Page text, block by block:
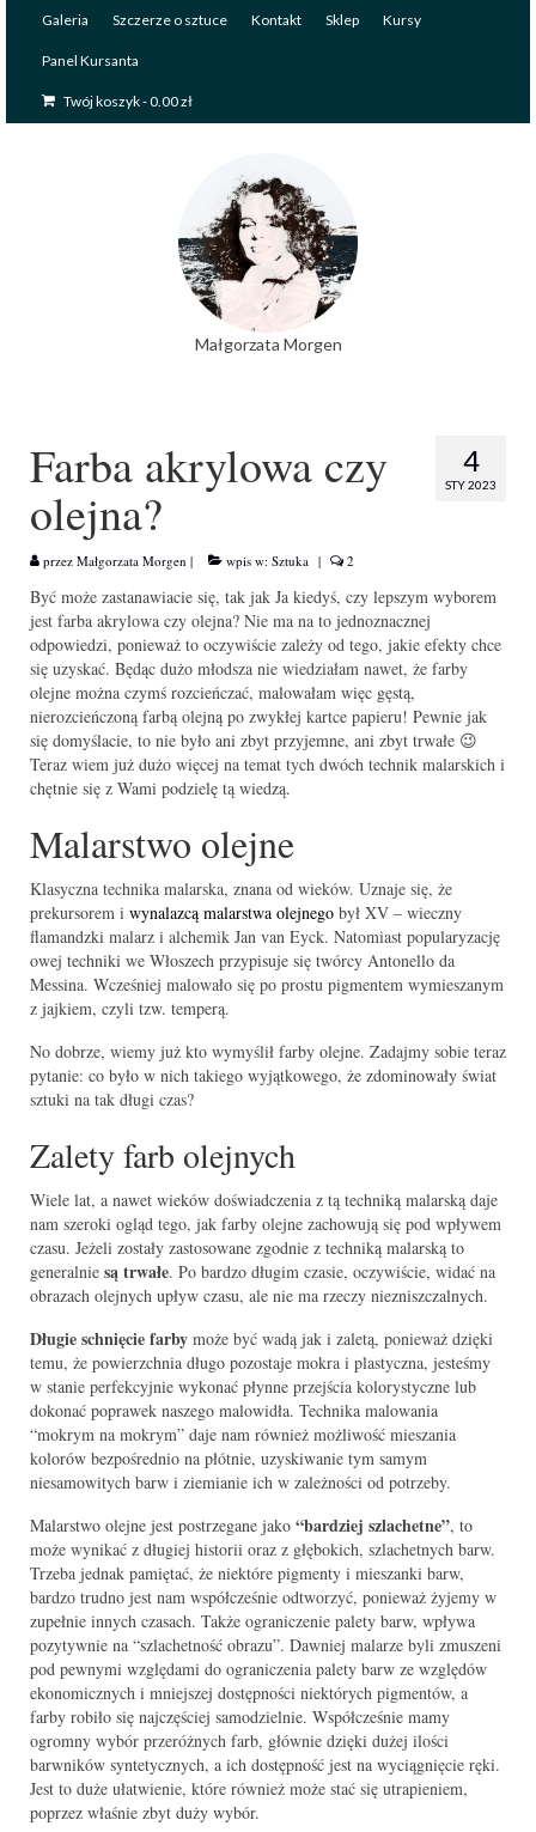
Galeria Szczerze o sztuce Kontakt Sklep Kursy
Panel Kursanta
Twój koszyk-0.00zł
Małgorzata Morgen
4
STY 2023
Farba akrylowa czy
olejna?
przez Małgorzata Morgen | wpis w: Sztuka | 2
Być może zastanawiacie się, tak jak Ja kiedyś, czy lepszym wyborem
jest farba akrylowa czy olejna? Nie ma na to jednoznacznej
odpowiedzi, ponieważ to oczywiście zależy od tego, jakie efekty chce
się uzyskać. Będąc dużo młodsza nie wiedziałam nawet, że farby
olejne można czymś rozcieńczać, malowałam więc gęstą,
nierozcieńczoną farbą olejną po zwykłej kartce papieru! Pewnie jak
się domyślacie, to nie było ani zbyt przyjemne, ani zbyt trwałe 😉
Teraz wiem już dużo więcej na temat tych dwóch technik malarskich i
chętnie się z Wami podzielę tą wiedzą.
Malarstwo olejne
Klasyczna technika malarska, znana od wieków. Uznaje się, że
prekursorem i wynalazcą malarstwa olejnego był XV – wieczny
flamandzki malarz i alchemik Jan van Eyck. Natomiast popularyzację
owej techniki we Włoszech przypisuje się twórcy Antonello da
Messina. Wcześniej malowało się po prostu pigmentem wymieszanym
z jajkiem, czyli tzw. temperą.
No dobrze, wiemy już kto wymyślił farby olejne. Zadajmy sobie teraz
pytanie: co było w nich takiego wyjątkowego, że zdominowały świat
sztuki na tak długi czas?
Zalety farb olejnych
Wiele lat, a nawet wieków doświadczenia z tą techniką malarską daje
nam szeroki ogląd tego, jak farby olejne zachowują się pod wpływem
czasu. Jeżeli zostały zastosowane zgodnie z techniką malarską to
generalnie są trwałe. Po bardzo długim czasie, oczywiście, widać na
obrazach olejnych upływ czasu, ale nie ma rzeczy niezniszczalnych.
Długie schnięcie farby może być wadą jak i zaletą, ponieważ dzięki
temu, że powierzchnia długo pozostaje mokra i plastyczna, jesteśmy
w stanie perfekcyjnie wykonać płynne przejścia kolorystyczne lub
dokonać poprawek naszego malowidła. Technika malowania
“mokrym na mokrym” daje nam również możliwość mieszania
kolorów bezpośrednio na płótnie, uzyskiwanie tym samym
niesamowitych barw i ziemianie ich w zależności od potrzeby.
Malarstwo olejne jest postrzegane jako “bardziej szlachetne”, to
może wynikać z długiej historii oraz z głębokich, szlachetnych barw.
Trzeba jednak pamiętać, że niektóre pigmenty i mieszanki barw,
bardzo trudno jest nam współcześnie odtworzyć, ponieważ żyjemy w
zupełnie innych czasach. Także ograniczenie palety barw, wpływa
pozytywnie na “szlachetność obrazu”. Dawniej malarze byli zmuszeni
pod pewnymi względami do ograniczenia palety barw ze względów
ekonomicznych i mniejszej dostępności niektórych pigmentów, a
farby robiło się najczęściej samodzielnie. Współcześnie mamy
ogromny wybór przeróżnych farb, głównie dzięki dużej ilości
barwników syntetycznych, a ich dostępność jest na wyciągnięcie ręki.
Jest to duże ułatwienie, które również może stać się utrapieniem,
poprzez właśnie zbyt duży wybór.